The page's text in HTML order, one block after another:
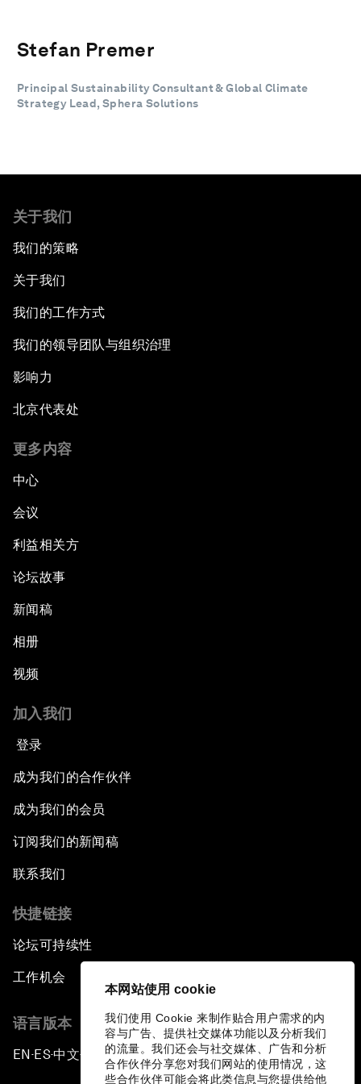
本网站使用 cookie
我们使用 Cookie 来制作贴合用户需求的内
容与广告、提供社交媒体功能以及分析我们
的流量。我们还会与社交媒体、广告和分析
合作伙伴分享您对我们网站的使用情况，这
些合作伙伴可能会将此类信息与您提供给他
Stefan Premer
Principal Sustainability Consultant & Global Climate
Strategy Lead, Sphera Solutions
关于我们
我们的策略
关于我们
我们的工作方式
我们的领导团队与组织治理
影响力
北京代表处
更多内容
中心
会议
利益相关方
论坛故事
新闻稿
相册
视频
加入我们
登录
成为我们的合作伙伴
成为我们的会员
订阅我们的新闻稿
联系我们
快捷链接
论坛可持续性
工作机会
语言版本
EN ▪ES▪中文▪ 日本語